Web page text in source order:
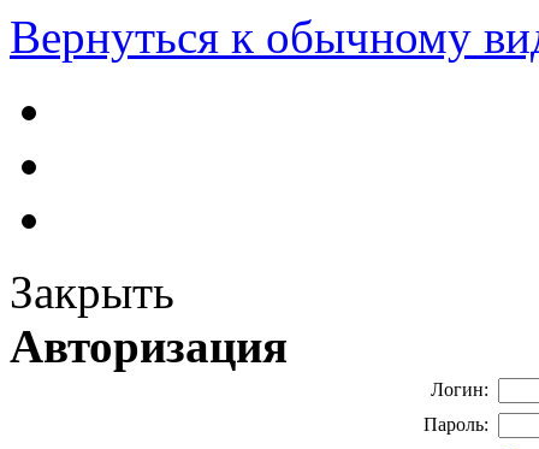
Вернуться к обычному
Закрыть
Авторизация
Логин:
Пароль: